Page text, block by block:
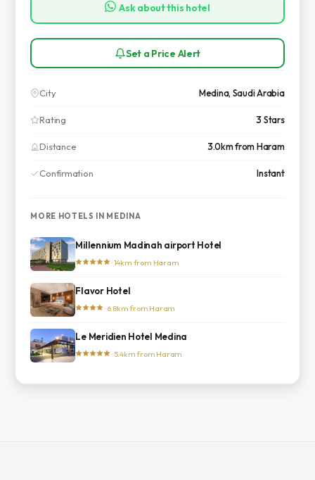
Ask about this hotel
Set a Price Alert
City Medina, Saudi Arabia
Rating 3 Stars
Distance 3.0km from Haram
Confirmation Instant
MORE HOTELS IN MEDINA
Millennium Madinah airport Hotel
· 14km from Haram
Flavor Hotel
· 6.8km from Haram
Le Meridien Hotel Medina
· 5.4km from Haram